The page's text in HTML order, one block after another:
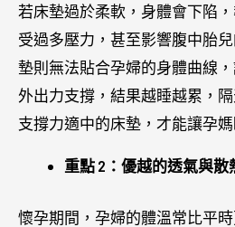
若床墊過於柔軟，身體會下陷
受過多壓力，甚至影響腹中胎
墊則無法貼合孕婦的身體曲線
外出力支撐，結果越睡越累，
支撐力適中的床墊，才能讓孕
重點 2：優越的透氣與散
懷孕期間，孕婦的體溫常比平